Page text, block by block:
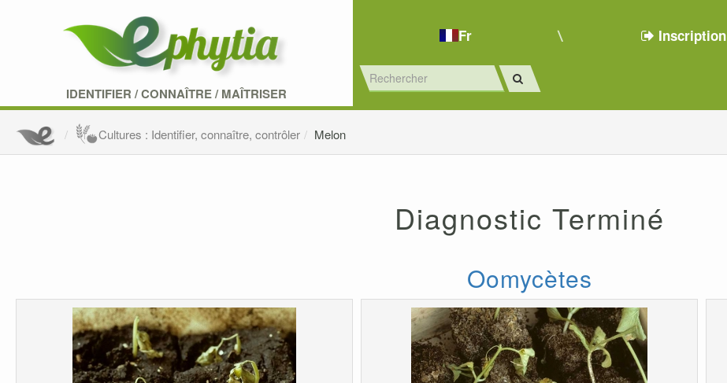
IDENTIFIER /CONNAÎTRE/MAÎTRISER
Fr Inscription
Cultures : Identifier, connaître, contrôler Melon
Diagnostic Terminé
Oomycètes